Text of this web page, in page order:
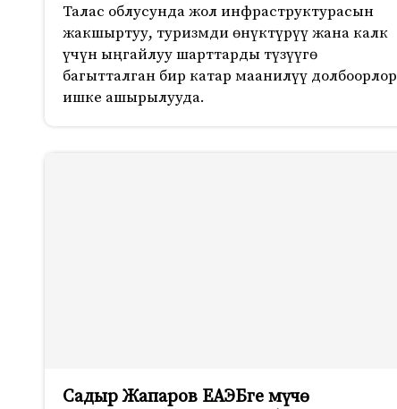
Талас облусунда жол инфраструктурасын
жакшыртуу, туризмди өнүктүрүү жана калк
үчүн ыңгайлуу шарттарды түзүүгө
багытталган бир катар маанилүү долбоорлор
ишке ашырылууда.
Садыр Жапаров ЕАЭБге мүчө